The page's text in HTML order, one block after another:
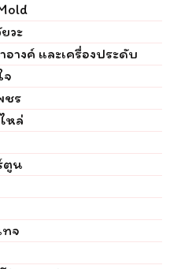
วะ
างค์ และเครื่องประดับ
จ
ชร
หล่
ตูน
จ